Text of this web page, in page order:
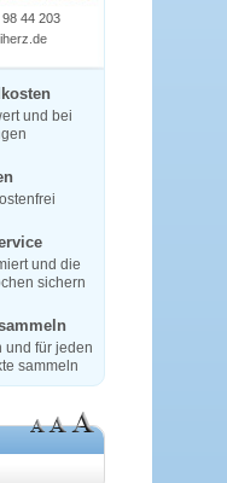
44 203
und bei
und die
sichern
und für jeden
sammeln